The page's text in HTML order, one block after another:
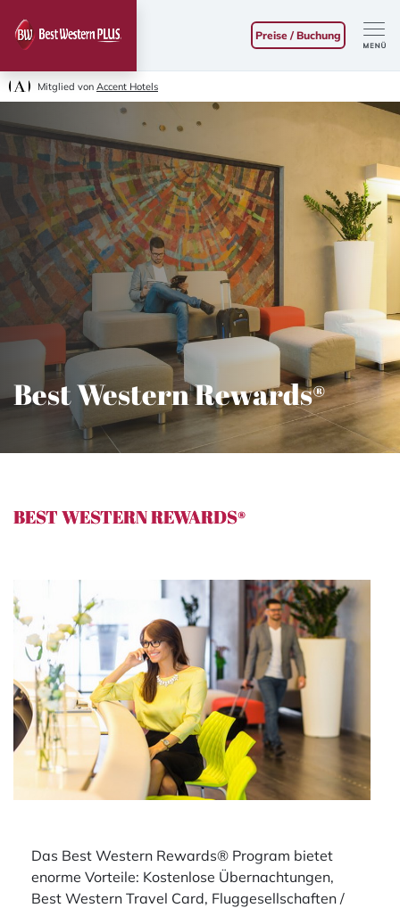
Mitglied von Accent Hotels
Preise / Buchung
Best Western Rewards®
BEST WESTERN REWARDS®
Das Best Western Rewards® Program bietet
enorme Vorteile: Kostenlose Übernachtungen,
Best Western Travel Card, Fluggesellschaften /